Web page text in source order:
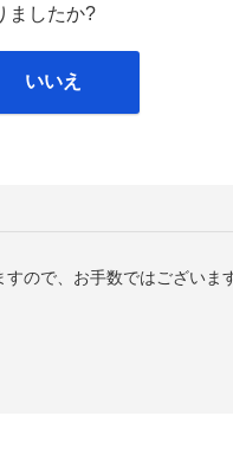
ましたか?
いいえ
ので、お手数ではございま